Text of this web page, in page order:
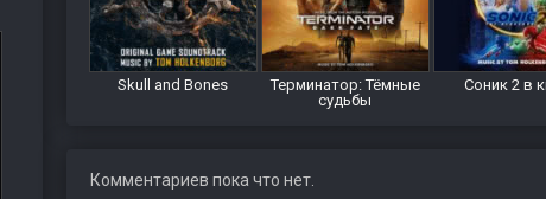
Skull and Bones
Терминатор: Тёмные
судьбы
Соник 2 в
Комментариев пока что нет.